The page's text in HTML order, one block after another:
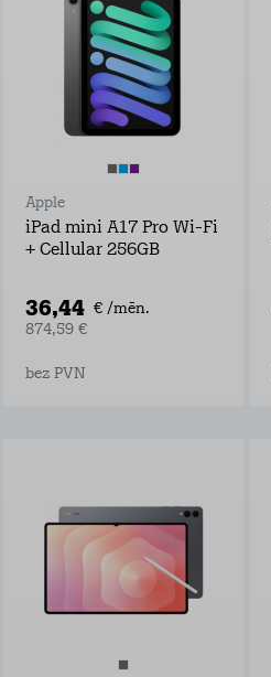
Apple
iPad mini A17 Pro Wi-Fi
+ Cellular 256GB
36,44 € /mēn.
874,59 €
bez PVN